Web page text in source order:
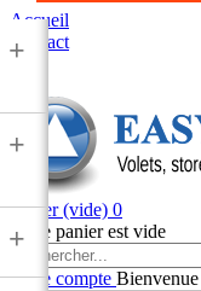
Accueil
Contact
Panier (vide) 0
Votre panier est vide
Votre compte Bienvenue
+
+
+